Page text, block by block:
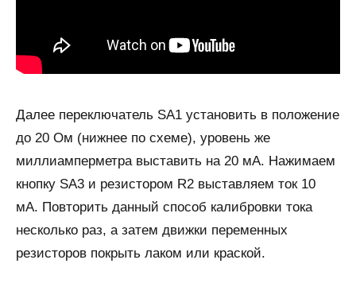
Далее переключатель SA1 установить в положение
до 20 Ом (нижнее по схеме), уровень же
миллиамперметра выставить на 20 мА. Нажимаем
кнопку SA3 и резистором R2 выставляем ток 10
мА. Повторить данный способ калибровки тока
несколько раз, а затем движки переменных
резисторов покрыть лаком или краской.